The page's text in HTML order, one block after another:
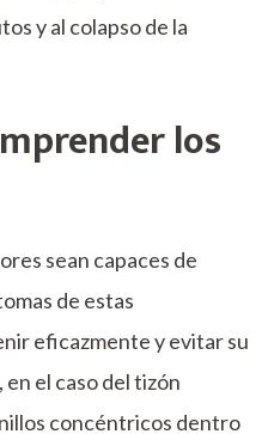
y al colapso de la
los
sean capaces de
de estas
eficazmente y evitar su
el caso del tizón
concéntricos dentro